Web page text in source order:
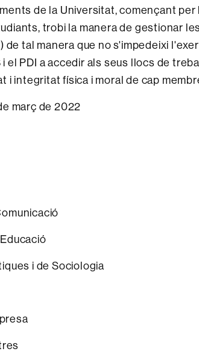
de la Universitat, començant per
trobi la manera de gestionar
tal manera que no s'impedeixi
el PDI a accedir als seus llocs de
i integritat física i moral de cap
març de 2022
i de Sociologia